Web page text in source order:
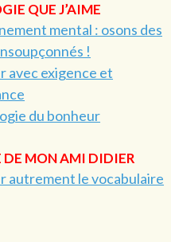
QUE J’AIME
mental : osons des
!
avec exigence et
du bonheur
DE MON AMI DIDIER
autrement le vocabulaire